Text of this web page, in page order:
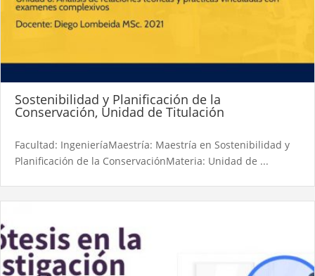
Sostenibilidad y Planificación de la
Conservación, Unidad de Titulación
Facultad: IngenieríaMaestría: Maestría en Sostenibilidad y
Planificación de la ConservaciónMateria: Unidad de ...